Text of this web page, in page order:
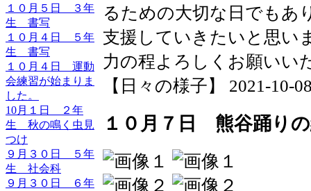
１０月５日 ３年
生 書写
１０月４日 ５年
生 書写
１０月４日 運動
会練習が始まりま
した。
10月１日 ２年
生 秋の鳴く虫見
つけ
９月３０日 ５年
生 社会科
９月３０日 ６年
るための大切な日でもあ
支援していきたいと思い
力の程よろしくお願いい
【日々の様子】 2021-10-
１０月７日 熊谷踊り